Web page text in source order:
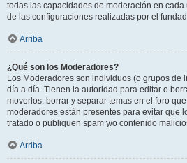
todas las capacidades de moderación en
de las configuraciones realizadas por el
Arriba
¿Qué son los Moderadores?
Los Moderadores son individuos (o grupos de
día a día. Tienen la autoridad para editar o
moverlos, borrar y separar temas en el foro
moderadores están presentes para evitar que
tratado o publiquen spam y/o contenido
Arriba